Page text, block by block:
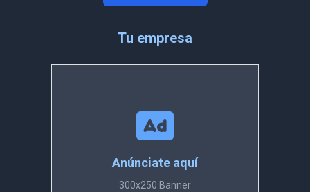
Tu empresa
Anúnciate aquí
300x250 Banner